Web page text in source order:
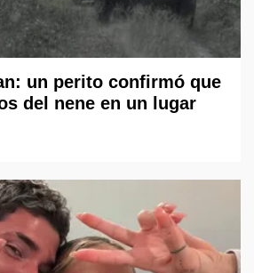
un perito confirmó que
del nene en un lugar